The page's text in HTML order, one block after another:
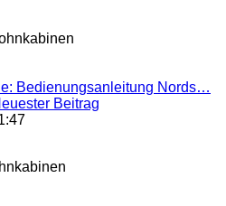
Bedienungsanleitung Nords…
Beitrag